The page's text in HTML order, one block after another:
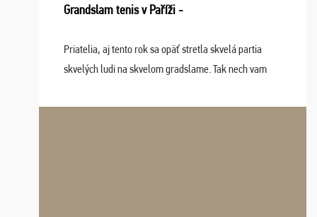
Grandslam tenis v Paříži -
Priatelia, aj tento rok sa opäť stretla skvelá partia
skvelých ludi na skvelom gradslame. Tak nech vam
sa na budúci rok. Prajem vam este veľa ta ...